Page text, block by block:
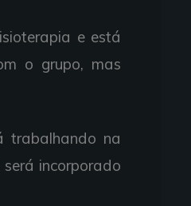
e está
o grupo, mas
trabalhando na
incorporado